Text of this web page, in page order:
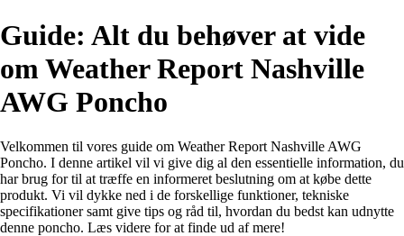
Guide: Alt du behøver at vide
om Weather Report Nashville
AWG Poncho
Velkommen til vores guide om Weather Report Nashville AWG
Poncho. I denne artikel vil vi give dig al den essentielle information, du
har brug for til at træffe en informeret beslutning om at købe dette
produkt. Vi vil dykke ned i de forskellige funktioner, tekniske
specifikationer samt give tips og råd til, hvordan du bedst kan udnytte
denne poncho. Læs videre for at finde ud af mere!